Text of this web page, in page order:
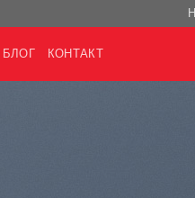
БЛОГ КОНТАКТ